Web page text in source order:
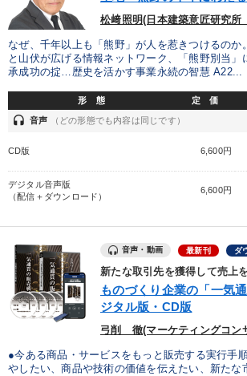
松﨑照明(日本建築意匠研究
なぜ、千年以上も「熊野」が人を惹きつけるのか
と山伏が広げる情報ネットワーク、「熊野別当」
承成功の掟…歴史を活かす事業永続の智慧 A22...
形 態 定 価
headset 音声 （どの形態でも内容は同じです）
CD版 6,600円
デジタル音声版
（配信＋ダウンロード）
6,600円
音声・動画 最新刊 ダ
新たな取引先を獲得して売上
ものづくり企業の「一気
ジタル版・CD版
弓削 徹(マーケティングコン
●今ある商品・サービスをもっと販売する実行
やしたい、商品や技術の価値を伝えたい、新たな